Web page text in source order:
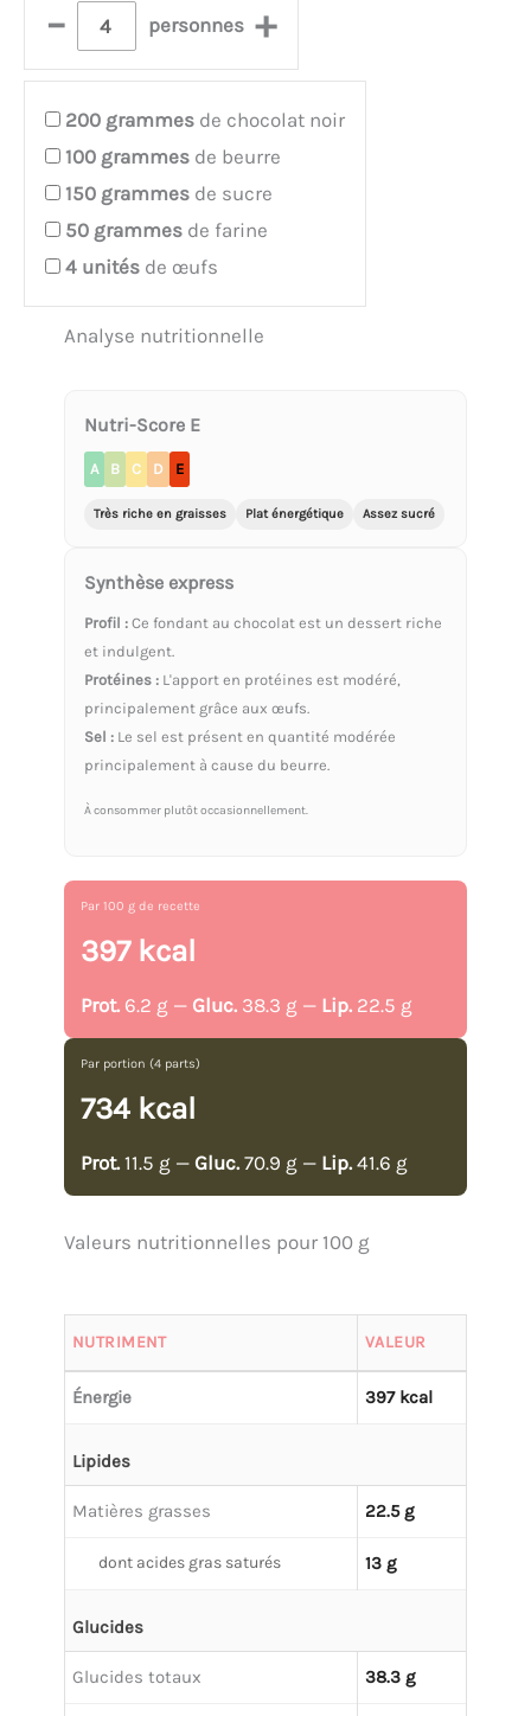
– personnes +
200 grammes de chocolat noir
100 grammes de beurre
150 grammes de sucre
50 grammes de farine
4 unités de œufs
Analyse nutritionnelle
Nutri-Score E
A B C D E
Très riche en graisses Plat énergétique Assez sucré
Synthèse express
Profil : Ce fondant au chocolat est un dessert riche
et indulgent.
Protéines : L'apport en protéines est modéré,
principalement grâce aux œufs.
Sel : Le sel est présent en quantité modérée
principalement à cause du beurre.
À consommer plutôt occasionnellement.
Par 100 g de recette
397 kcal
Prot. 6.2 g — Gluc. 38.3 g — Lip. 22.5 g
Par portion (4 parts)
734 kcal
Prot. 11.5 g — Gluc. 70.9 g — Lip. 41.6 g
Valeurs nutritionnelles pour 100 g
NUTRIMENT VALEUR
Énergie 397 kcal
Lipides
Matières grasses 22.5 g
dont acides gras saturés 13 g
Glucides
Glucides totaux 38.3 g